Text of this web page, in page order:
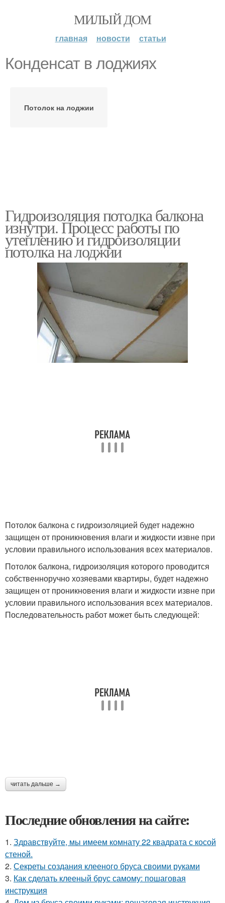
МИЛЫЙ ДОМ
главная новости статьи
Конденсат в лоджиях
Потолок на лоджии
Гидроизоляция потолка балкона
изнутри. Процесс работы по
утеплению и гидроизоляции
потолка на лоджии
Потолок балкона с гидроизоляцией будет надежно
защищен от проникновения влаги и жидкости извне при
условии правильного использования всех материалов.
Потолок балкона, гидроизоляция которого проводится
собственноручно хозяевами квартиры, будет надежно
защищен от проникновения влаги и жидкости извне при
условии правильного использования всех материалов.
Последовательность работ может быть следующей:
читать дальше →
Последние обновления на сайте:
1. Здравствуйте, мы имеем комнату 22 квадрата с косой
стеной.
2. Секреты создания клееного бруса своими руками
3. Как сделать клееный брус самому: пошаговая
инструкция